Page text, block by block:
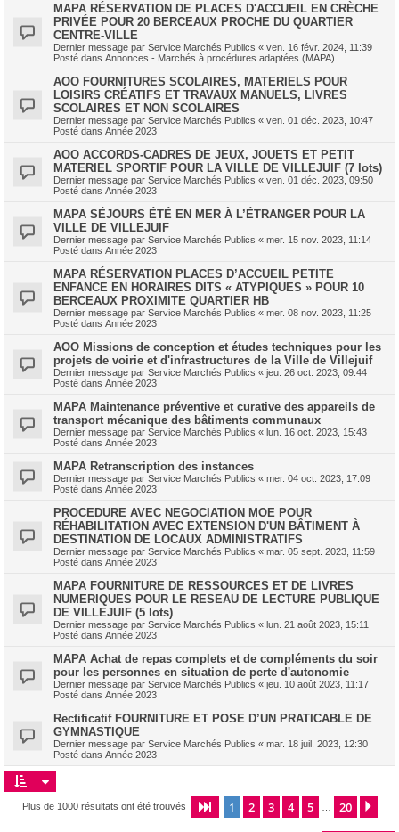
MAPA RÉSERVATION DE PLACES D'ACCUEIL EN CRÈCHE
PRIVÉE POUR 20 BERCEAUX PROCHE DU QUARTIER
CENTRE-VILLE
Dernier message par Service Marchés Publics « ven. 16 févr. 2024, 11:39
Posté dans Annonces - Marchés à procédures adaptées (MAPA)
AOO FOURNITURES SCOLAIRES, MATERIELS POUR
LOISIRS CRÉATIFS ET TRAVAUX MANUELS, LIVRES
SCOLAIRES ET NON SCOLAIRES
Dernier message par Service Marchés Publics « ven. 01 déc. 2023, 10:47
Posté dans Année 2023
AOO ACCORDS-CADRES DE JEUX, JOUETS ET PETIT
MATERIEL SPORTIF POUR LA VILLE DE VILLEJUIF (7 lots)
Dernier message par Service Marchés Publics « ven. 01 déc. 2023, 09:50
Posté dans Année 2023
MAPA SÉJOURS ÉTÉ EN MER À L’ÉTRANGER POUR LA
VILLE DE VILLEJUIF
Dernier message par Service Marchés Publics « mer. 15 nov. 2023, 11:14
Posté dans Année 2023
MAPA RÉSERVATION PLACES D’ACCUEIL PETITE
ENFANCE EN HORAIRES DITS « ATYPIQUES » POUR 10
BERCEAUX PROXIMITE QUARTIER HB
Dernier message par Service Marchés Publics « mer. 08 nov. 2023, 11:25
Posté dans Année 2023
AOO Missions de conception et études techniques pour les
projets de voirie et d'infrastructures de la Ville de Villejuif
Dernier message par Service Marchés Publics « jeu. 26 oct. 2023, 09:44
Posté dans Année 2023
MAPA Maintenance préventive et curative des appareils de
transport mécanique des bâtiments communaux
Dernier message par Service Marchés Publics « lun. 16 oct. 2023, 15:43
Posté dans Année 2023
MAPA Retranscription des instances
Dernier message par Service Marchés Publics « mer. 04 oct. 2023, 17:09
Posté dans Année 2023
PROCEDURE AVEC NEGOCIATION MOE POUR
RÉHABILITATION AVEC EXTENSION D'UN BÂTIMENT À
DESTINATION DE LOCAUX ADMINISTRATIFS
Dernier message par Service Marchés Publics « mar. 05 sept. 2023, 11:59
Posté dans Année 2023
MAPA FOURNITURE DE RESSOURCES ET DE LIVRES
NUMERIQUES POUR LE RESEAU DE LECTURE PUBLIQUE
DE VILLEJUIF (5 lots)
Dernier message par Service Marchés Publics « lun. 21 août 2023, 15:11
Posté dans Année 2023
MAPA Achat de repas complets et de compléments du soir
pour les personnes en situation de perte d'autonomie
Dernier message par Service Marchés Publics « jeu. 10 août 2023, 11:17
Posté dans Année 2023
Rectificatif FOURNITURE ET POSE D’UN PRATICABLE DE
GYMNASTIQUE
Dernier message par Service Marchés Publics « mar. 18 juil. 2023, 12:30
Posté dans Année 2023
Plus de 1000 résultats ont été trouvés Page 1sur20
1 2 3 4 5 20